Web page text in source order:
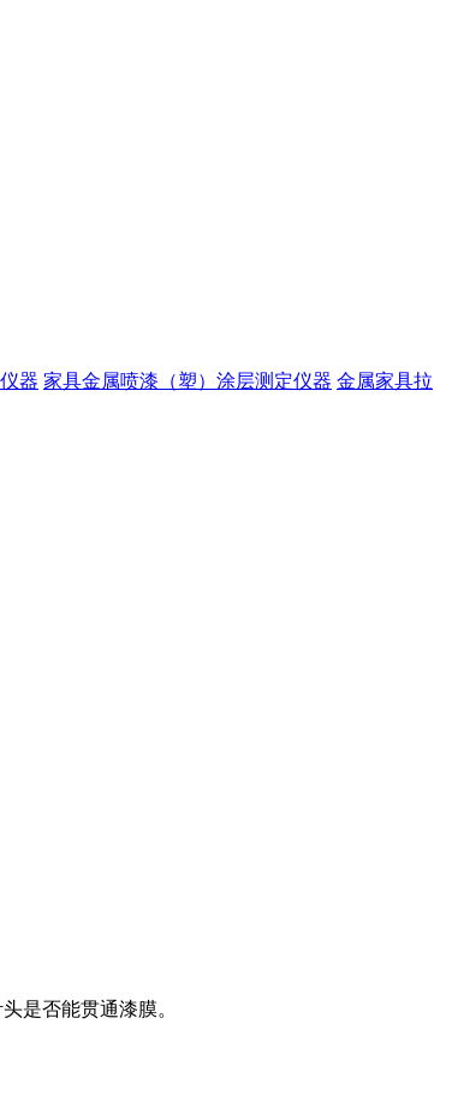
器 家具金属喷漆（塑）涂层测定仪器 金属家具拉
是否能贯通漆膜。